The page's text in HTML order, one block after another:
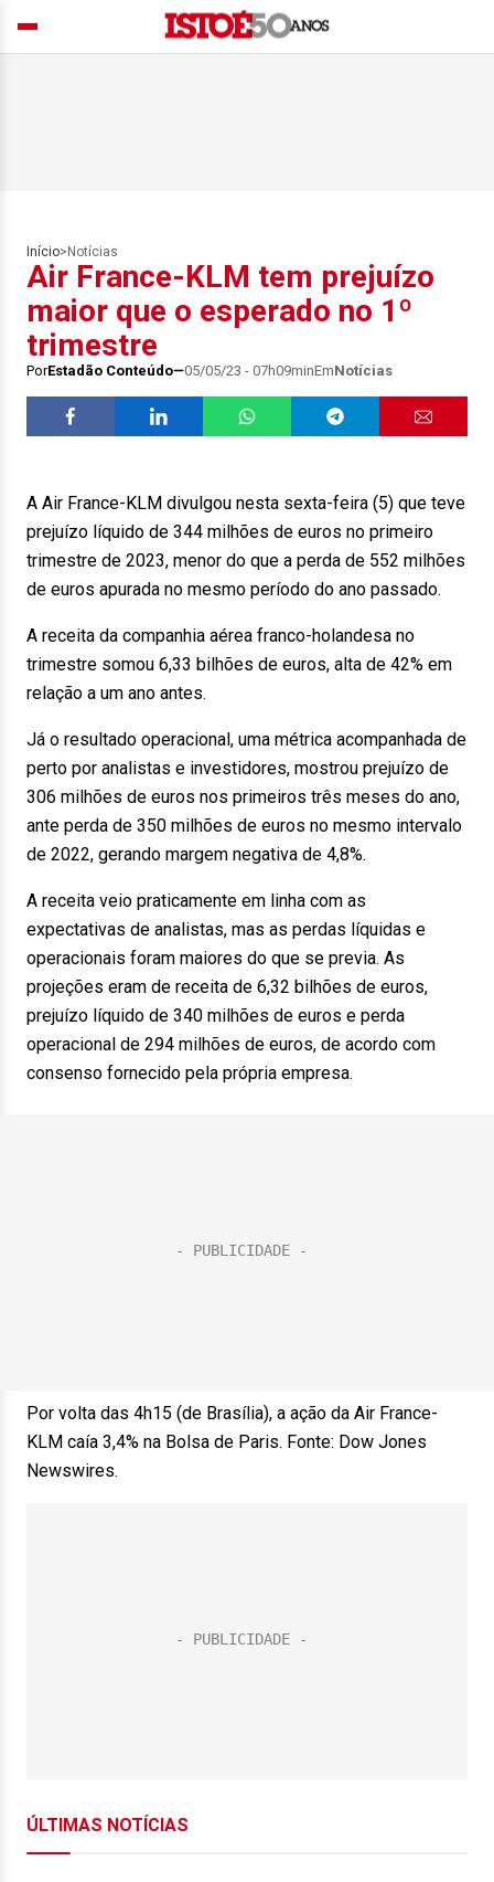
Início> Notícias
Air France-KLM tem prejuízo
maior que o esperado no 1º
trimestre
PorEstadão Conteúdo 05/05/23 - 07h09minEmNotícias
A Air France-KLM divulgou nesta sexta-feira (5) que teve
prejuízo líquido de 344 milhões de euros no primeiro
trimestre de 2023, menor do que a perda de 552 milhões
de euros apurada no mesmo período do ano passado.
A receita da companhia aérea franco-holandesa no
trimestre somou 6,33 bilhões de euros, alta de 42% em
relação a um ano antes.
Já o resultado operacional, uma métrica acompanhada de
perto por analistas e investidores, mostrou prejuízo de
306 milhões de euros nos primeiros três meses do ano,
ante perda de 350 milhões de euros no mesmo intervalo
de 2022, gerando margem negativa de 4,8%.
A receita veio praticamente em linha com as
expectativas de analistas, mas as perdas líquidas e
operacionais foram maiores do que se previa. As
projeções eram de receita de 6,32 bilhões de euros,
prejuízo líquido de 340 milhões de euros e perda
operacional de 294 milhões de euros, de acordo com
consenso fornecido pela própria empresa.
Por volta das 4h15 (de Brasília), a ação da Air France-
KLM caía 3,4% na Bolsa de Paris. Fonte: Dow Jones
Newswires.